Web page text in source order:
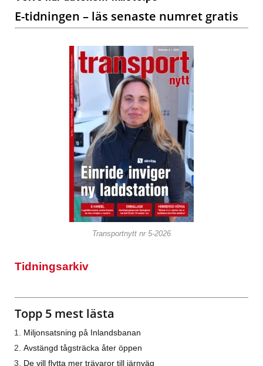
E-tidningen – läs senaste numret gratis
Transportnytt nr 5-2026
Tidningsarkiv
Topp 5 mest lästa
Miljonsatsning på Inlandsbanan
Avstängd tågsträcka åter öppen
De vill flytta mer trävaror till järnväg